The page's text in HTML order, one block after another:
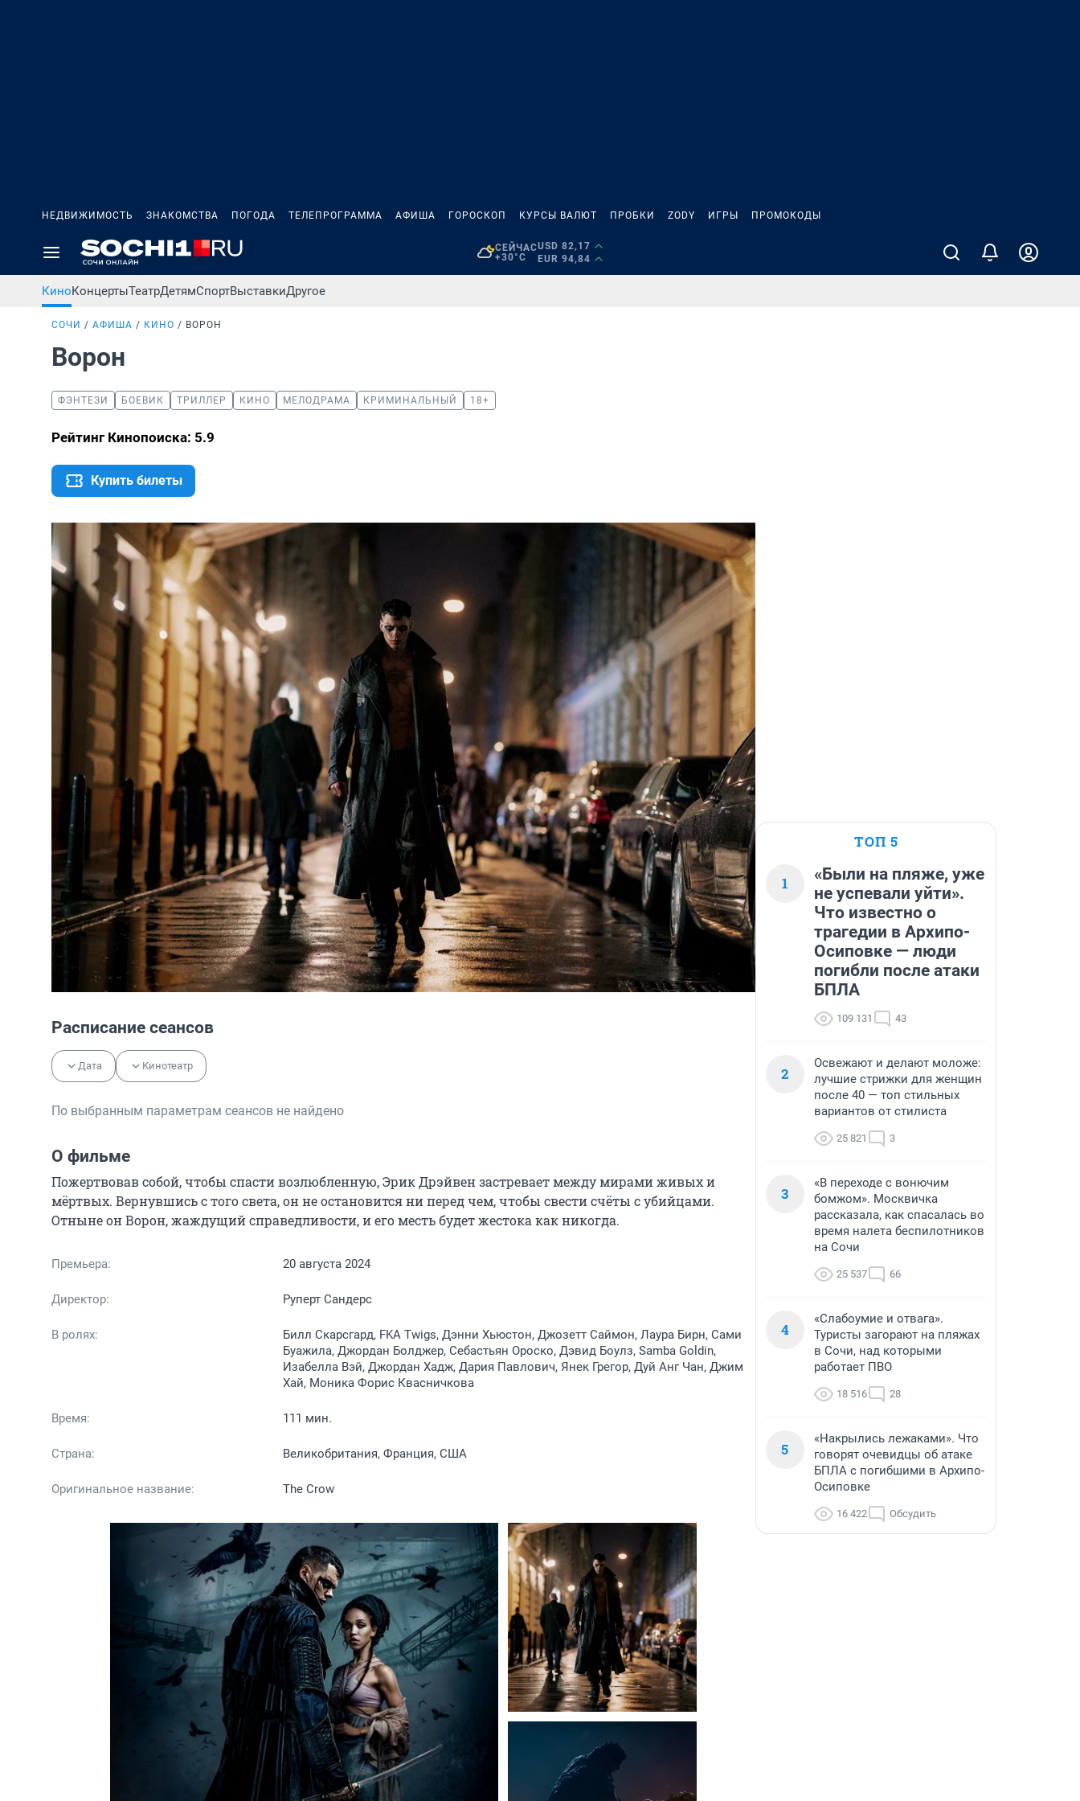
НЕДВИЖИМОСТЬ ЗНАКОМСТВА ПОГОДА ТЕЛЕПРОГРАММА АФИША ГОРОСКОП КУРСЫ ВАЛЮТ ПРОБКИ ZODY ИГРЫ ПРОМОКОДЫ
СЕЙЧАС
+30°C
USD 82,17
EUR 94,84
КиноКонцертыТеатрДетямСпортВыставкиДругое
СОЧИ АФИША КИНО ВОРОН
Ворон
ФЭНТЕЗИ БОЕВИК ТРИЛЛЕР КИНО МЕЛОДРАМА КРИМИНАЛЬНЫЙ 18+
Рейтинг Кинопоиска: 5.9
Купить билеты
Расписание сеансов
Дата Кинотеатр
По выбранным параметрам сеансов не найдено
О фильме
Пожертвовав собой, чтобы спасти возлюбленную, Эрик Дрэйвен застревает между мирами живых и
мёртвых. Вернувшись с того света, он не остановится ни перед чем, чтобы свести счёты с убийцами.
Отныне он Ворон, жаждущий справедливости, и его месть будет жестока как никогда.
Премьера: 20 августа 2024
Директор: Руперт Сандерс
В ролях:
Билл Скарсгард, FKA Twigs, Дэнни Хьюстон, Джозетт Саймон, Лаура Бирн, Сами
Буажила, Джордан Болджер, Себастьян Ороско, Дэвид Боулз, Samba Goldin,
Изабелла Вэй, Джордан Хадж, Дария Павлович, Янек Грегор, Дуй Анг Чан, Джим
Хай, Моника Форис Квасничкова
Время: 111 мин.
Страна: Великобритания, Франция, США
Оригинальное название: The Crow
ТОП 5
1
«Были на пляже, уже
не успевали уйти».
Что известно о
трагедии в Архипо-
Осиповке — люди
погибли после атаки
БПЛА
109 131 43
2
Освежают и делают моложе:
лучшие стрижки для женщин
после 40 — топ стильных
вариантов от стилиста
25 821 3
3
«В переходе с вонючим
бомжом». Москвичка
рассказала, как спасалась во
время налета беспилотников
на Сочи
25 537 66
4
«Слабоумие и отвага».
Туристы загорают на пляжах
в Сочи, над которыми
работает ПВО
18 516 28
5
«Накрылись лежаками». Что
говорят очевидцы об атаке
БПЛА с погибшими в Архипо-
Осиповке
16 422 Обсудить